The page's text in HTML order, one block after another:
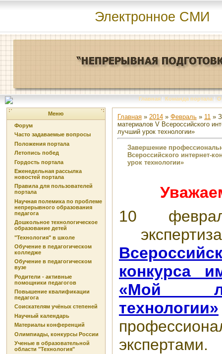
Электронное СМИ
Главная | Команда портала | О
Меню
Форум
Часто задаваемые вопросы
Положения портала
Летопись побед
Гордость портала
Еженедельная рассылка
новостей портала
Правила для пользователей
портала
Научная полемика по проблеме
непрерывного образования
педагога
Дошкольное технологическое
образование детей
"Технология" в школе
Обучение в педагогическом
колледже
Обучение в педагогическом
вузе
Родители - активные
помощники педагогов
Повышение квалификации
педагога
Соискателям учёных степеней
Научный календарь
Материалы конференций
Олимпиады, конкурсы России
Ученые в образовательной
области "Технология"
Главная » 2014 » Февраль » 11 »
материалов V Всероссийского
лучший урок технологии»
Завершение
Всероссийского интернет-
урок технологии»
10
конкурса
«Мой
технологии»
экспертами.